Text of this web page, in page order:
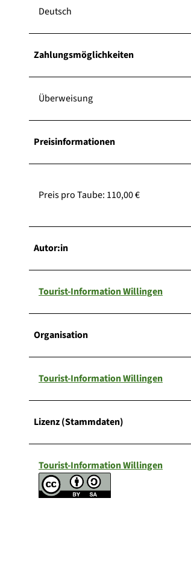
Deutsch
Zahlungsmöglichkeiten
Überweisung
Preisinformationen
Preis pro Taube: 110,00 €
Autor:in
Tourist-Information Willingen
Organisation
Tourist-Information Willingen
Lizenz (Stammdaten)
Tourist-Information Willingen